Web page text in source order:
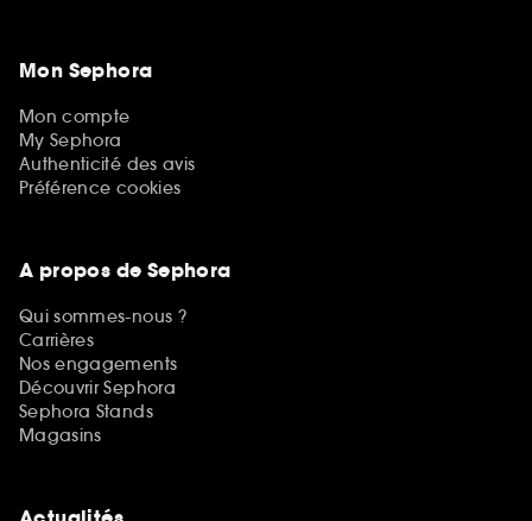
Mon Sephora
Mon compte
My Sephora
Authenticité des avis
Préférence cookies
A propos de Sephora
Qui sommes-nous ?
Carrières
Nos engagements
Découvrir Sephora
Sephora Stands
Magasins